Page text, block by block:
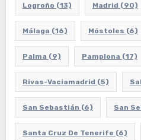
Logroño (13) Madrid (90)
Málaga (16) Móstoles (6)
Palma (9) Pamplona (17)
Rivas-Vaciamadrid (5)
San Sebastián (6) San
Santa Cruz De Tenerife (6)